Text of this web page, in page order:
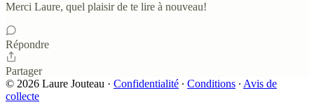
Merci Laure, quel plaisir de te lire à nouveau!
Répondre
Partager
© 2026 Laure Jouteau · Confidentialité ∙ Conditions ∙ Avis de
collecte